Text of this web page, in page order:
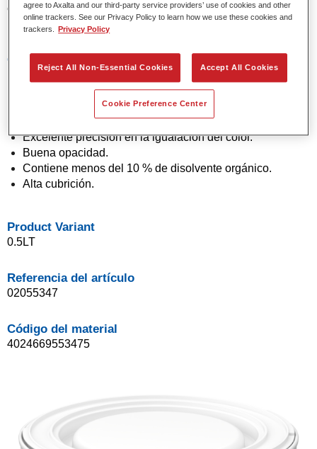
extraordinaria precisión del color, una aplicación eficiente y
una calidad superior en colores metalizados y lisos.
Características del producto
Colores sólidos, metalizados y perlados.
Pintura base agua.
Aplicación en un solo paso (técnica "1 Visit").
Fácil de difuminar.
Excelente precisión en la igualación del color.
Buena opacidad.
Contiene menos del 10 % de disolvente orgánico.
Alta cubrición.
Product Variant
0.5LT
Referencia del artículo
02055347
Código del material
4024669553475
agree to Axalta and our third-party service providers’ use of cookies and other
online trackers. See our Privacy Policy to learn how we use these cookies and
trackers.
Privacy Policy
Reject All Non-Essential Cookies Accept All Cookies
Cookie Preference Center